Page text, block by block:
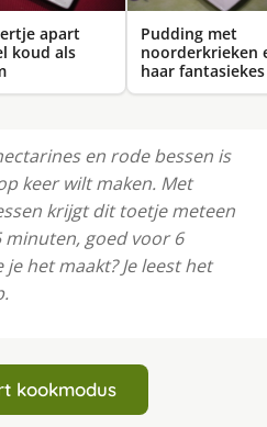
apart
koud als
Pudding met
noorderkrieken
haar fantasiekes
en rode bessen is
keer wilt maken. Met
krijgt dit toetje meteen
minuten, goed voor 6
het maakt? Je leest het
kookmodus